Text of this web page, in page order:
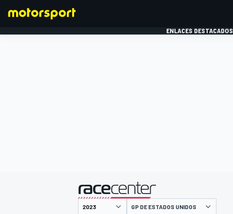
ENLACES DESTACADOS
presentado por
GP DE ESTADOS UNIDOS